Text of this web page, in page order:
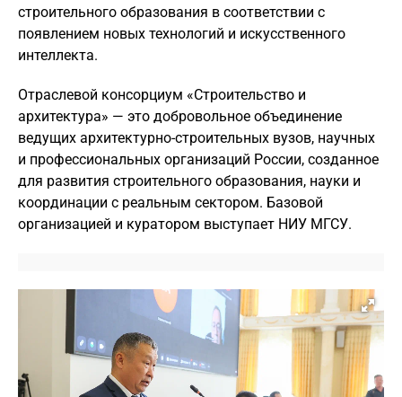
строительного образования в соответствии с
появлением новых технологий и искусственного
интеллекта.
Отраслевой консорциум «Строительство и
архитектура» — это добровольное объединение
ведущих архитектурно-строительных вузов, научных
и профессиональных организаций России, созданное
для развития строительного образования, науки и
координации с реальным сектором. Базовой
организацией и куратором выступает НИУ МГСУ.